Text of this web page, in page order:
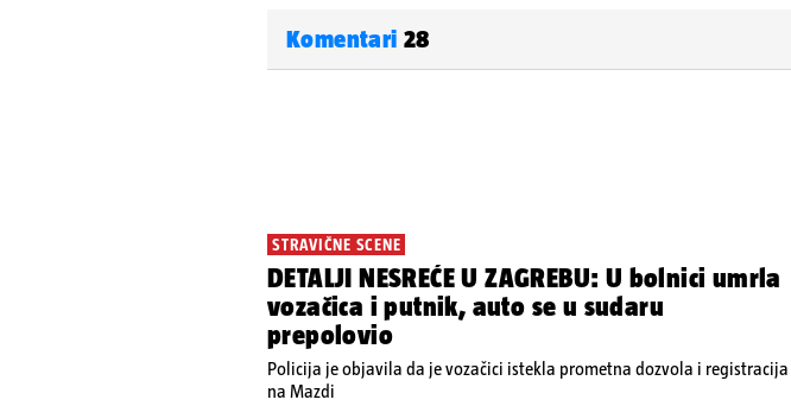
Komentari 28
STRAVIČNE SCENE
DETALJI NESREĆE U ZAGREBU: U bolnici umrla
vozačica i putnik, auto se u sudaru
prepolovio
Policija je objavila da je vozačici istekla prometna dozvola i registracija
na Mazdi